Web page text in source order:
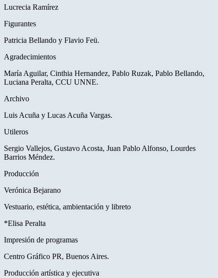
Lucrecia Ramírez
Figurantes
Patricia Bellando y Flavio Feü.
Agradecimientos
María Aguilar, Cinthia Hernandez, Pablo Ruzak, Pablo Bellando,
Luciana Peralta, CCU UNNE.
Archivo
Luis Acuña y Lucas Acuña Vargas.
Utileros
Sergio Vallejos, Gustavo Acosta, Juan Pablo Alfonso, Lourdes
Barrios Méndez.
Producción
Verónica Bejarano
Vestuario, estética, ambientación y libreto
*Elisa Peralta
Impresión de programas
Centro Gráfico PR, Buenos Aires.
Producción artística y ejecutiva